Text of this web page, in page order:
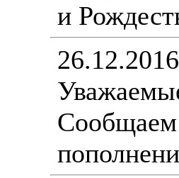
и
26.12.2016